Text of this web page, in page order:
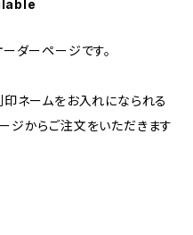
ダーページです。
ネームをお入れになられる
ジからご注文をいただきます